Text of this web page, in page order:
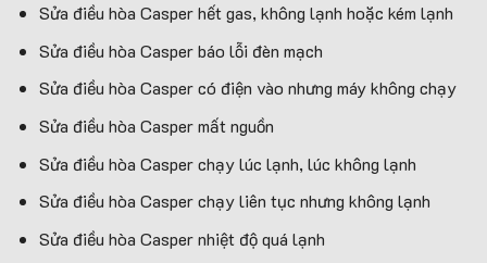
Sửa điều hòa Casper hết gas, không lạnh hoặc kém lạnh
Sửa điều hòa Casper báo lỗi đèn mạch
Sửa điều hòa Casper có điện vào nhưng máy không chạy
Sửa điều hòa Casper mất nguồn
Sửa điều hòa Casper chạy lúc lạnh, lúc không lạnh
Sửa điều hòa Casper chạy liên tục nhưng không lạnh
Sửa điều hòa Casper nhiệt độ quá lạnh